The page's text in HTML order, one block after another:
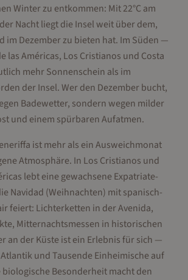
Winter zu entkommen: Mit 22°C am
Nacht liegt die Insel weit über dem,
im Dezember zu bieten hat. Im Süden —
las Américas, Los Cristianos und Costa
mehr Sonnenschein als im
der Insel. Wer den Dezember bucht,
Badewetter, sondern wegen milder
und einem spürbaren Aufatmen.
ist mehr als ein Ausweichmonat
Atmosphäre. In Los Cristianos und
lebt eine gewachsene Expatriate-
Navidad (Weihnachten) mit spanisch-
feiert: Lichterketten in der Avenida,
Mitternachtsmessen in historischen
an der Küste ist ein Erlebnis für sich —
und Tausende Einheimische auf
biologische Besonderheit macht den